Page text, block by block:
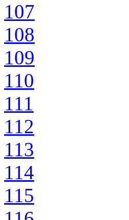
107
108
109
110
111
112
113
114
115